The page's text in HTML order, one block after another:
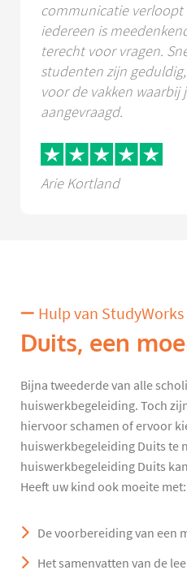
communicatie verloopt
iedereen is
terecht voor vragen.
studenten zijn
voor de vakken waarbij
aangevraagd.
Arie Kortland
Hulp van StudyWorks
Duits, een
Bijna tweederde van alle
huiswerkbegeleiding. Toch
hiervoor schamen of ervoor
huiswerkbegeleiding Duits te
huiswerkbegeleiding Duits
Heeft uw kind ook moeite met:
De voorbereiding van een
Het samenvatten van de